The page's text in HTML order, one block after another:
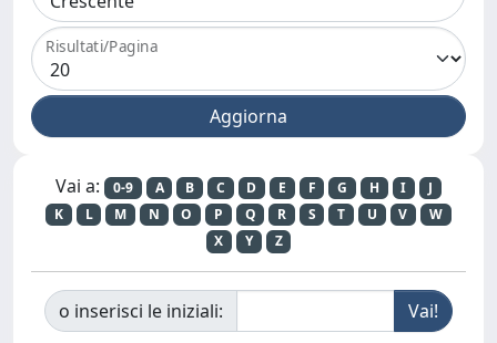
Risultati/Pagina
Vai a: 0-9 A B C D E F G H I
J
K
L M N O P Q R S T U V
W
X
Y Z
o inserisci le iniziali: